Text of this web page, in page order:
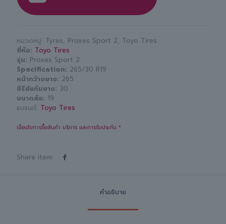
หมวดหมู่: Tyres, Proxes Sport 2, Toyo Tires
ยี่ห้อ Toyo Tires
รุ่น Proxes Sport 2
Specification 265/30 R19
หน้ากว้างยาง 265
ซีรีย์แก้มยาง 30
ขนาดล้อ 19
แบรนด์: Toyo Tires
เงื่อนไขการซื้อสินค้า บริการ และการรับประกัน *
Share item:
คำอธิบาย